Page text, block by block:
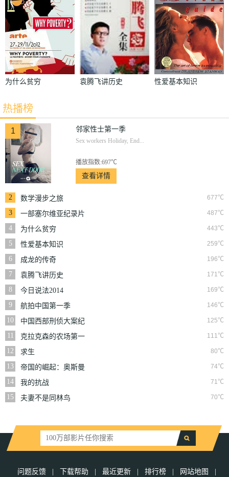
为什么贫穷 袁腾飞讲历史 性爱基本知识
热播榜
1 邻家性士第一季
Sex workers Holiday, End...
播放指数:697℃
查看详情
2 677℃
数学漫步之旅
3
487℃
一部塞尔维亚纪录片
4
443℃
为什么贫穷
5
259℃
性爱基本知识
6
196℃
成龙的传奇
7
171℃
袁腾飞讲历史
8
169℃
今日说法2014
9
146℃
航拍中国第一季
10
125℃
中国西部刑侦大案纪
实
11 111℃
克拉克森的农场第一
季
12 80℃
求生
13
74℃
帝国的崛起：奥斯曼
第一季
14 71℃
我的抗战
15
70℃
夫妻不是同林鸟
问题反馈 | 下载帮助 | 最近更新 | 排行榜 | 网站地图 |